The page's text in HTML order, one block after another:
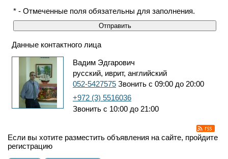
* - Отмеченные поля обязательны для заполнения.
Данные контактного лица
Вадим Эдгарович
русский, иврит, английский
052-5427575 Звонить с 09:00 до 20:00
+972 (3) 5516036
Звонить с 10:00 до 21:00
Если вы хотите разместить объявления на сайте, пройдите
регистрацию